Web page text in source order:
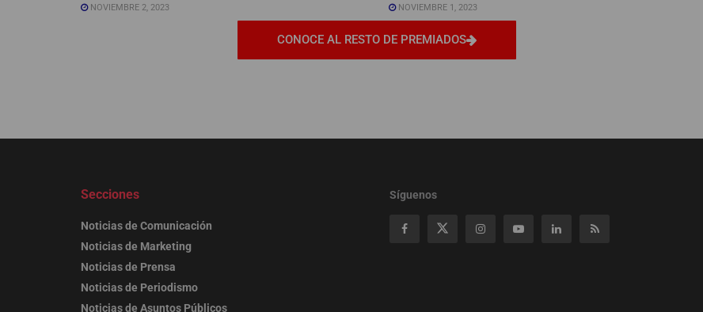
NOVIEMBRE 2, 2023 NOVIEMBRE 1, 2023
CONOCE AL RESTO DE PREMIADOS
Secciones
Noticias de Comunicación
Noticias de Marketing
Noticias de Prensa
Noticias de Periodismo
Noticias de Asuntos Públicos
Síguenos